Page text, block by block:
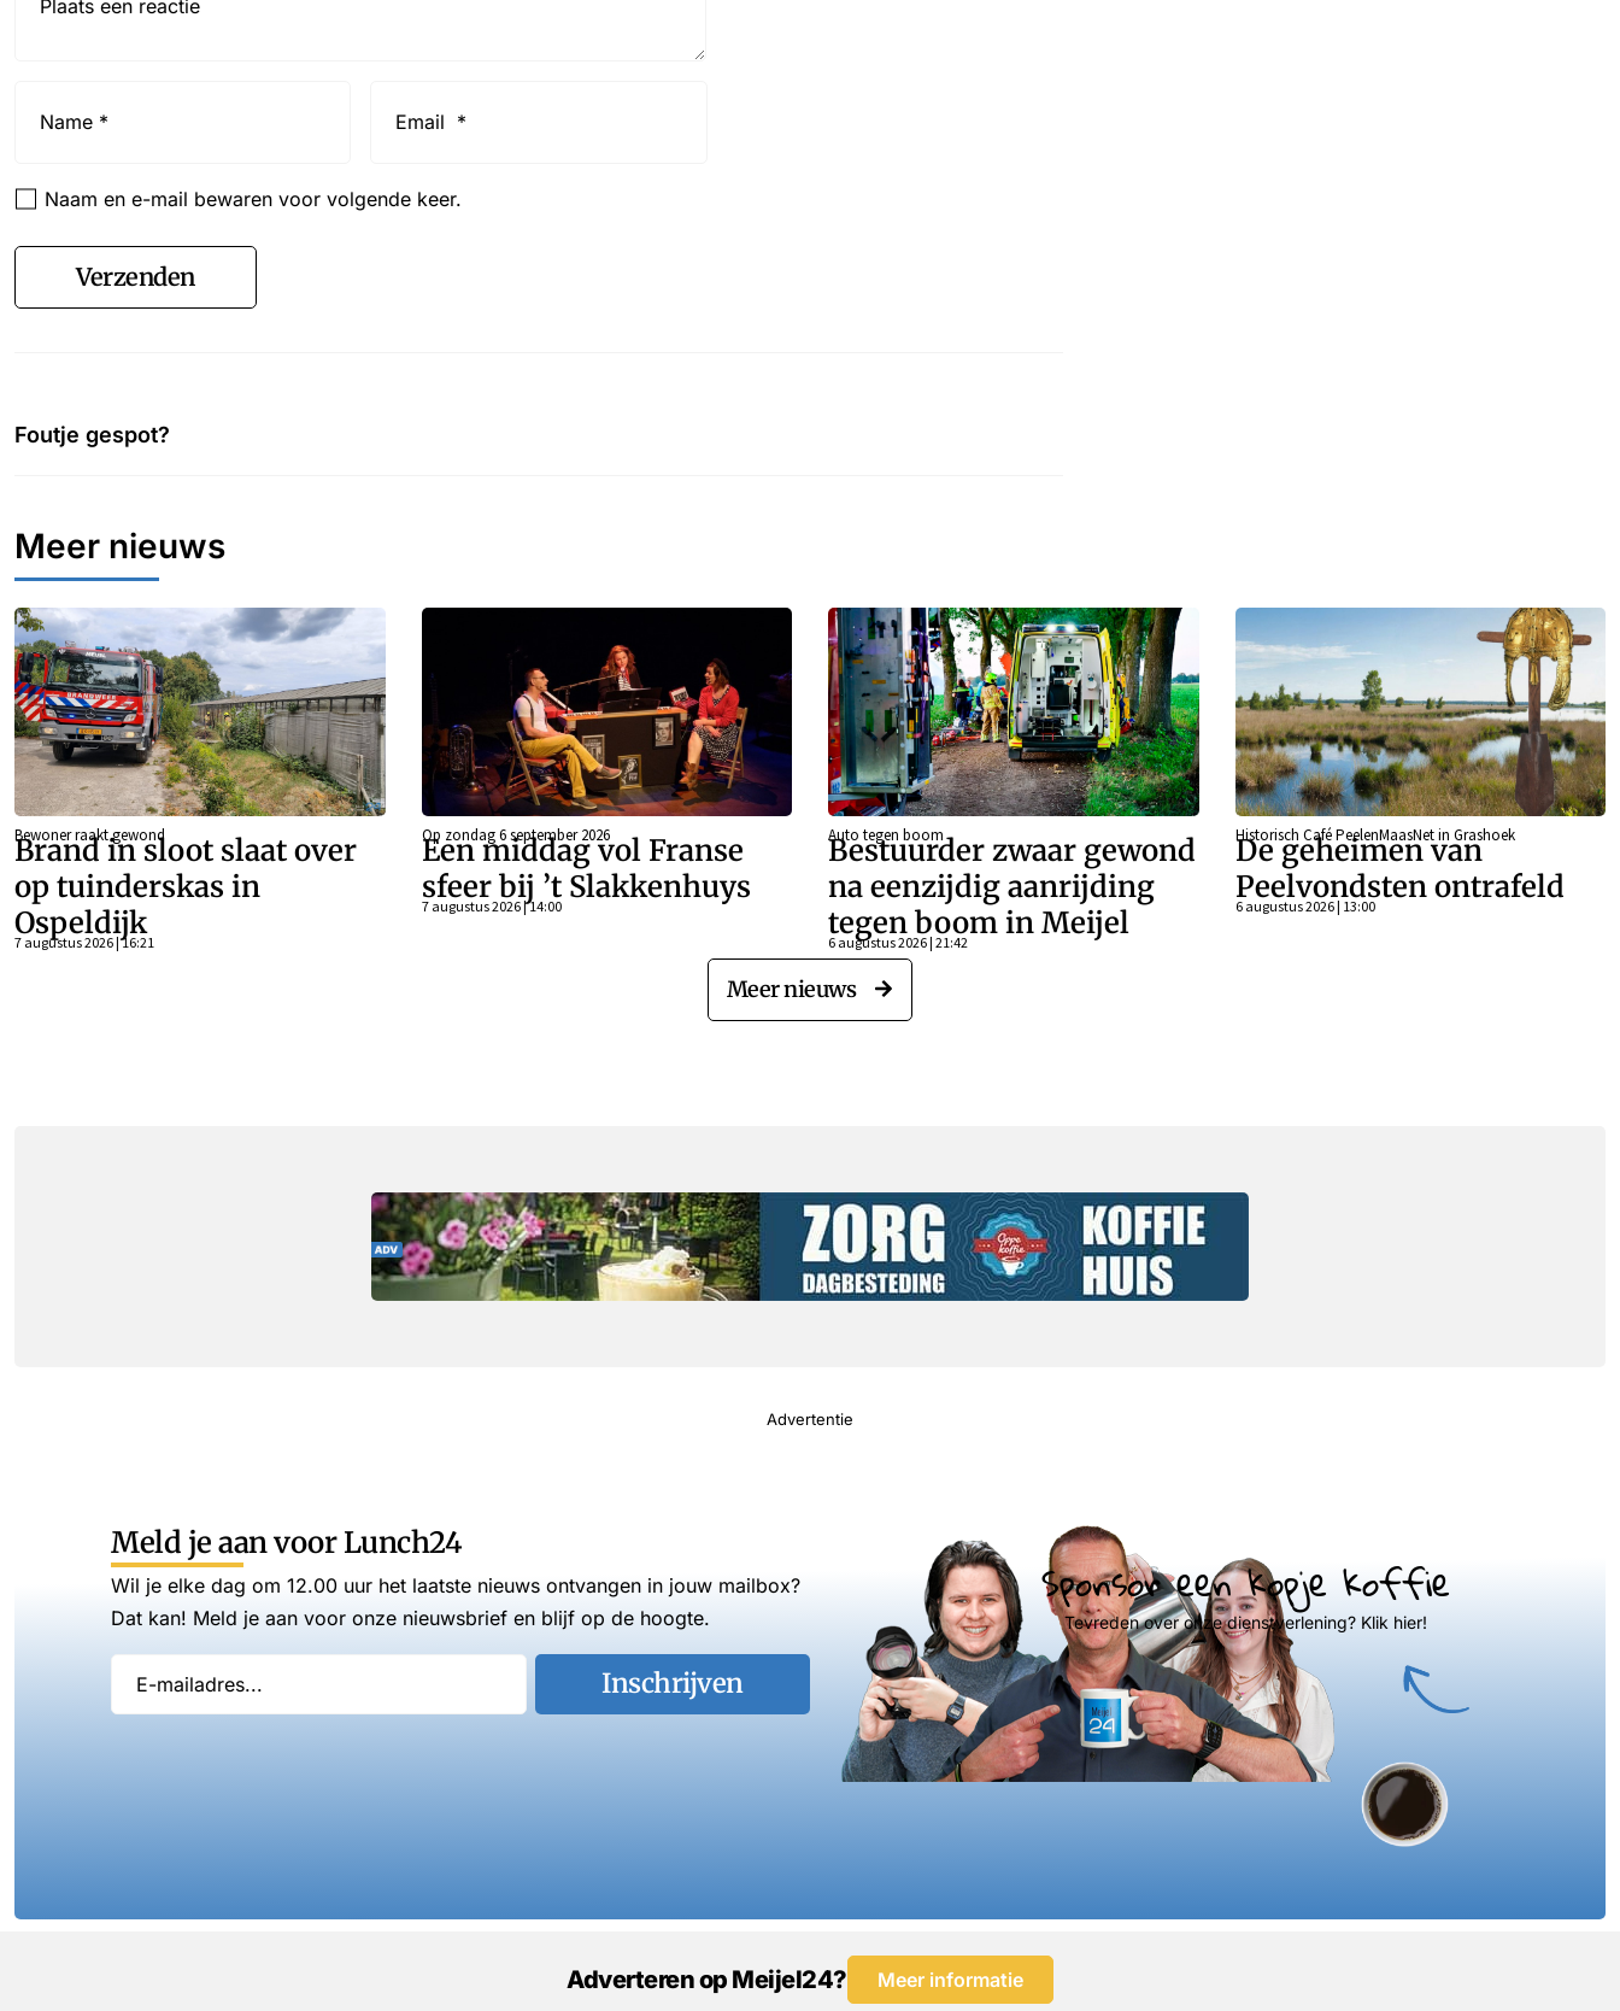
Naam en e-mail bewaren voor volgende keer.
Verzenden
Foutje gespot?
Meer nieuws
Bewoner raakt gewond
Brand in sloot slaat over
op tuinderskas in
Ospeldijk
7 augustus 2026 | 16:21
Op zondag 6 september 2026
Een middag vol Franse
sfeer bij ’t Slakkenhuys
7 augustus 2026 | 14:00
Auto tegen boom
Bestuurder zwaar gewond
na eenzijdig aanrijding
tegen boom in Meijel
6 augustus 2026 | 21:42
Historisch Café PeelenMaasNet in Grashoek
De geheimen van
Peelvondsten ontrafeld
6 augustus 2026 | 13:00
Meer nieuws
Advertentie
Meld je aan voor Lunch24
Wil je elke dag om 12.00 uur het laatste nieuws ontvangen in jouw mailbox?
Dat kan! Meld je aan voor onze nieuwsbrief en blijf op de hoogte.
Inschrijven
Sponsor een kopje koffie
Tevreden over onze dienstverlening? Klik hier!
Adverteren op Meijel24? Meer informatie